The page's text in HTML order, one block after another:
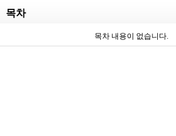
목차
목차 내용이 없습니다.